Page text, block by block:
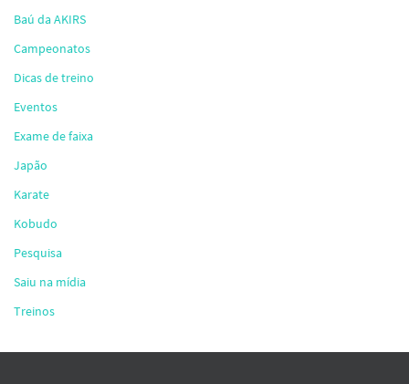
Baú da AKIRS
Campeonatos
Dicas de treino
Eventos
Exame de faixa
Japão
Karate
Kobudo
Pesquisa
Saiu na mídia
Treinos